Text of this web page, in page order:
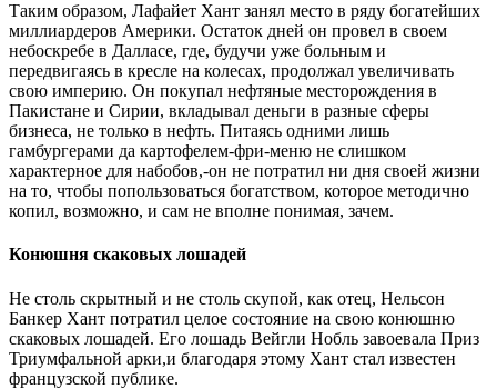
Таким образом, Лафайет Хант занял место в ряду богатейших
миллиардеров Америки. Остаток дней он провел в своем
небоскребе в Далласе, где, будучи уже больным и
передвигаясь в кресле на колесах, продолжал увеличивать
свою империю. Он покупал нефтяные месторождения в
Пакистане и Сирии, вкладывал деньги в разные сферы
бизнеса, не только в нефть. Питаясь одними лишь
гамбургерами да картофелем-фри-меню не слишком
характерное для набобов,-он не потратил ни дня своей жизни
на то, чтобы попользоваться богатством, которое методично
копил, возможно, и сам не вполне понимая, зачем.
Конюшня скаковых лошадей
Не столь скрытный и не столь скупой, как отец, Нельсон
Банкер Хант потратил целое состояние на свою конюшню
скаковых лошадей. Его лошадь Вейгли Нобль завоевала Приз
Триумфальной арки,и благодаря этому Хант стал известен
французской публике.